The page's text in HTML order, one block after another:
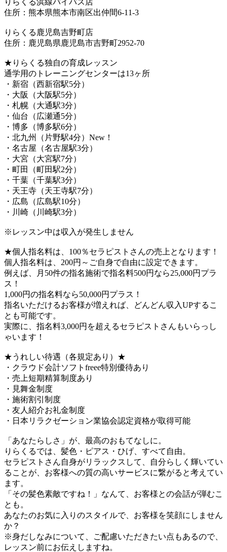
住所：熊本県熊本市南区出仲間6-11-3
りらくる鹿児島吉野町店
住所：鹿児島県鹿児島市吉野町2952-70
★りらくる独自の育成レッスン
通学用のトレーニングセンターは13ヶ所
・新宿（西新宿駅5分）
・大阪（大阪駅5分）
・札幌（大通駅3分）
・仙台（広瀬通5分）
・博多（博多駅6分）
・北九州（片野駅4分）New！
・名古屋（名古屋駅3分）
・大宮（大宮駅7分）
・町田（町田駅2分）
・千葉（千葉駅3分）
・天王寺（天王寺駅7分）
・広島（広島駅10分）
・川崎（川崎駅3分）
※レッスン中は収入が発生しません
★個人指名料は、100％セラピストさんの売上となります！
個人指名料は、200円～ご自身で自由に設定できます。
例えば、月50件の指名施術で指名料500円なら25,000円プラ
ス！
1,000円の指名料なら50,000円プラス！
指名いただけるお客様が増えれば、どんどん収入UPするこ
とも可能です。
実際に、指名料3,000円を超えるセラピストさんもいらっし
ゃいます！
★うれしい待遇（各規定あり）★
・クラウド会計ソフトfreee特別優待あり
・売上短期精算制度あり
・見舞金制度
・施術割引制度
・友人紹介お礼金制度
・日本リラクゼーション業協会認定資格が取得可能
「あなたらしさ」が、最高のおもてなしに。
りらくるでは、髪色・ピアス・ひげ、すべて自由。
セラピストさん自身がリラックスして、自分らしく輝いてい
ることが、お客様への質の高いサービスに繋がると考えてい
ます。
「その髪色素敵ですね！」なんて、お客様との会話が弾むこ
とも。
あなたのお気に入りのスタイルで、お客様を笑顔にしません
か？
※身だしなみについて、ご配慮いただきたい点もあるので、
レッスン前にお伝えしますね。